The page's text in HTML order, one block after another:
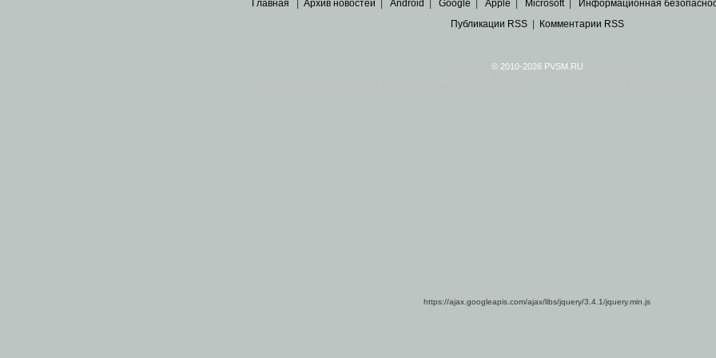
Главная Архив новостей Android Google Apple Microsoft| Информационная
Публикации RSS| Комментарии RSS
© 2010-2026 PVSM.RU
https://ajax.googleapis.com/ajax/libs/jquery/3.4.1/jquery.min.js